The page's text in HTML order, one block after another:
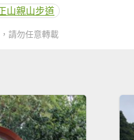
山親山步道
請勿任意轉載